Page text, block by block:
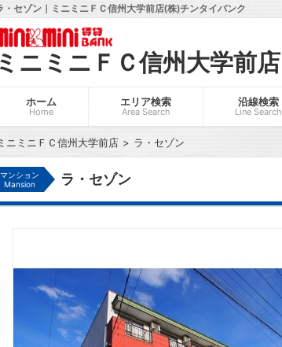
・セゾン｜ミニミニＦＣ信州大学前店(株)チンタイバンク
ミニミニＦＣ信州大学前店
ホーム
Home
エリア検索
Area Search
沿線検索
Line Search
ニミニＦＣ信州大学前店 ラ・セゾン
マンション
Mansion
ラ・セゾン